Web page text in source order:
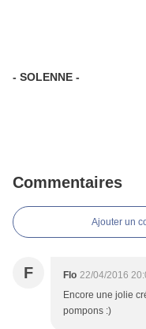
- SOLENNE -
Commentaires
Ajouter un
F Flo 22/04/2016
Encore une jolie
pompons :)